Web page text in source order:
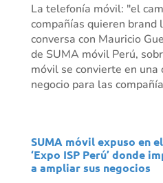
La telefonía móvil: "el
compañías quieren brand
conversa con Mauricio
de SUMA móvil Perú,
móvil se convierte en una
negocio para las
SUMA móvil expuso en
‘Expo ISP Perú’ donde
a ampliar sus negocios